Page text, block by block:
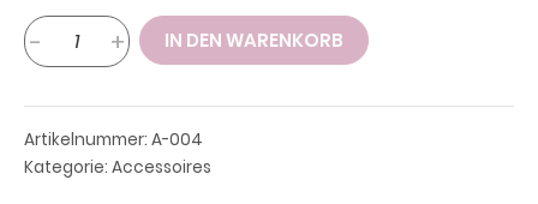
Bindegürtel
aus
Tiermuster
Menge
- + IN DEN WARENKORB
Artikelnummer: A-004
Kategorie: Accessoires